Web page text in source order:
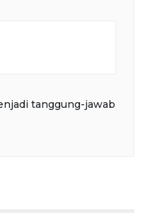
tanggung-jawab